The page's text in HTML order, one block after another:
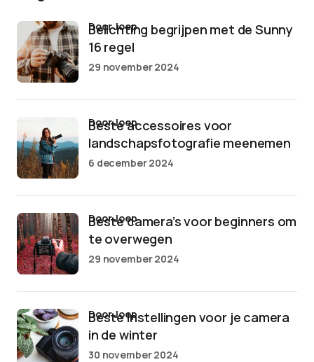
Belichting begrijpen met de Sunny
16 regel
door Joep
29 november 2024
Beste accessoires voor
landschapsfotografie meenemen
door Joep
6 december 2024
Beste camera’s voor beginners om
te overwegen
door Joep
29 november 2024
Beste instellingen voor je camera
in de winter
door Joep
30 november 2024